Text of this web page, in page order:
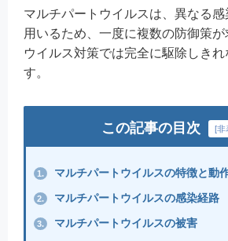
マルチパートウイルスは、異なる
用いるため、一度に複数の防御策
ウイルス対策では完全に駆除しき
す。
この記事の目次 [非
1. マルチパートウイルスの特徴と動
2. マルチパートウイルスの感染経路
3. マルチパートウイルスの被害